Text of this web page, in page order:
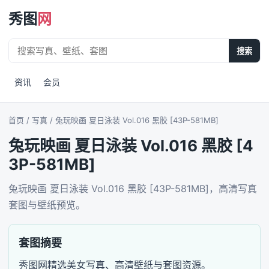
秀图 网
搜索
资讯 会员
首页 / 写真 / 兔玩映画 夏日泳装 Vol.016 黑胶 [43P-581MB]
兔玩映画 夏日泳装 Vol.016 黑胶 [4
3P-581MB]
兔玩映画 夏日泳装 Vol.016 黑胶 [43P-581MB]，高清写真
套图与壁纸预览。
套图摘要
秀图网精选美女写真、高清壁纸与套图资源。